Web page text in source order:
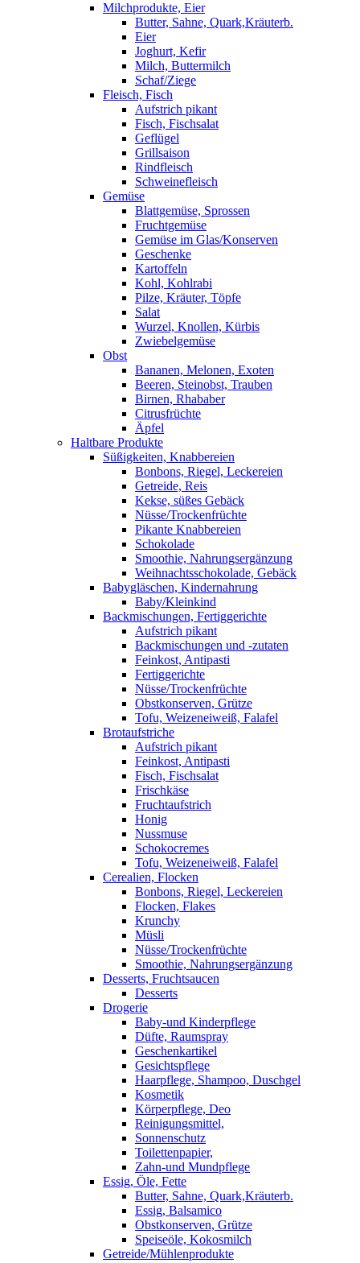
Milchprodukte, Eier
Butter, Sahne, Quark,Kräuterb.
Eier
Joghurt, Kefir
Milch, Buttermilch
Schaf/Ziege
Fleisch, Fisch
Aufstrich pikant
Fisch, Fischsalat
Geflügel
Grillsaison
Rindfleisch
Schweinefleisch
Gemüse
Blattgemüse, Sprossen
Fruchtgemüse
Gemüse im Glas/Konserven
Geschenke
Kartoffeln
Kohl, Kohlrabi
Pilze, Kräuter, Töpfe
Salat
Wurzel, Knollen, Kürbis
Zwiebelgemüse
Obst
Bananen, Melonen, Exoten
Beeren, Steinobst, Trauben
Birnen, Rhababer
Citrusfrüchte
Äpfel
Haltbare Produkte
Süßigkeiten, Knabbereien
Bonbons, Riegel, Leckereien
Getreide, Reis
Kekse, süßes Gebäck
Nüsse/Trockenfrüchte
Pikante Knabbereien
Schokolade
Smoothie, Nahrungsergänzung
Weihnachtsschokolade, Gebäck
Babygläschen, Kindernahrung
Baby/Kleinkind
Backmischungen, Fertiggerichte
Aufstrich pikant
Backmischungen und -zutaten
Feinkost, Antipasti
Fertiggerichte
Nüsse/Trockenfrüchte
Obstkonserven, Grütze
Tofu, Weizeneiweiß, Falafel
Brotaufstriche
Aufstrich pikant
Feinkost, Antipasti
Fisch, Fischsalat
Frischkäse
Fruchtaufstrich
Honig
Nussmuse
Schokocremes
Tofu, Weizeneiweiß, Falafel
Cerealien, Flocken
Bonbons, Riegel, Leckereien
Flocken, Flakes
Krunchy
Müsli
Nüsse/Trockenfrüchte
Smoothie, Nahrungsergänzung
Desserts, Fruchtsaucen
Desserts
Drogerie
Baby-und Kinderpflege
Düfte, Raumspray
Geschenkartikel
Gesichtspflege
Haarpflege, Shampoo, Duschgel
Kosmetik
Körperpflege, Deo
Reinigungsmittel,
Sonnenschutz
Toilettenpapier,
Zahn-und Mundpflege
Essig, Öle, Fette
Butter, Sahne, Quark,Kräuterb.
Essig, Balsamico
Obstkonserven, Grütze
Speiseöle, Kokosmilch
Getreide/Mühlenprodukte